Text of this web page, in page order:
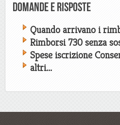
Domande e risposte
Quando arrivano i
Rimborsi 730 senza
Spese iscrizione
altri...